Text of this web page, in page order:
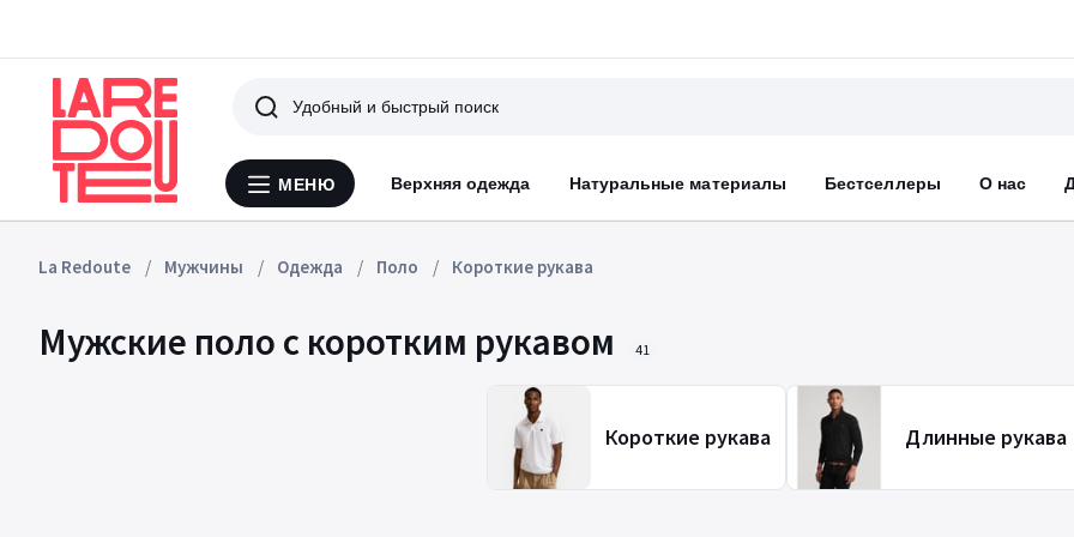
Меню
МЕНЮ Верхняя одежда Натуральные материалы Бестселлеры О нас
Поиск
La Redoute Мужчины Одежда Поло Короткие рукава
Мужские поло с коротким рукавом 41
Короткие рукава Длинные рукава